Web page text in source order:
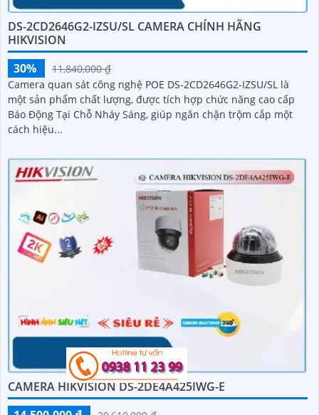
DS-2CD2646G2-IZSU/SL CAMERA CHÍNH HÃNG
HIKVISION
30%
11,840,000 ₫
Camera quan sát công nghệ POE DS-2CD2646G2-IZSU/SL là
một sản phẩm chất lượng, được tích hợp chức năng cao cấp
Báo Động Tại Chỗ Nháy Sáng, giúp ngăn chặn trộm cắp một
cách hiệu...
CAMERA HIKVISION DS-2DE4A425IWG-E